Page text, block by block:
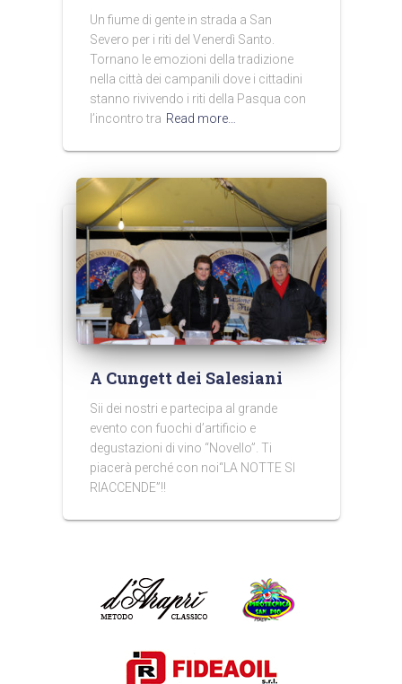
Un fiume di gente in strada a San
Severo per i riti del Venerdì Santo.
Tornano le emozioni della tradizione
nella città dei campanili dove i cittadini
stanno rivivendo i riti della Pasqua con
l’incontro tra Read more…
A Cungett dei Salesiani
Sii dei nostri e partecipa al grande
evento con fuochi d’artificio e
degustazioni di vino “Novello”. Ti
piacerà perché con noi“LA NOTTE SI
RIACCENDE”!!